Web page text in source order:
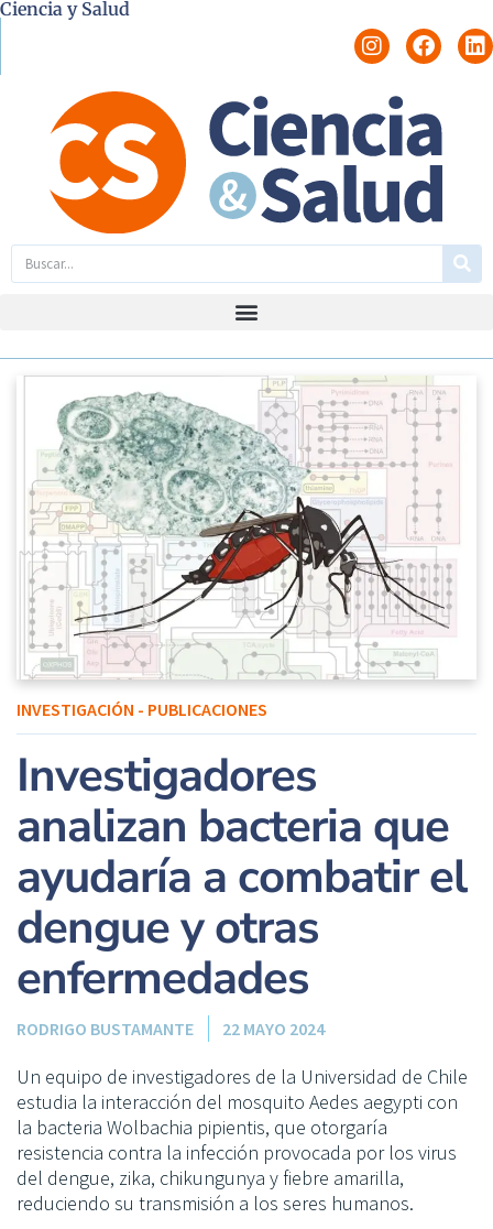
Ciencia y Salud
INVESTIGACIÓN - PUBLICACIONES
Investigadores
analizan bacteria que
ayudaría a combatir el
dengue y otras
enfermedades
RODRIGO BUSTAMANTE 22 MAYO 2024
Un equipo de investigadores de la Universidad de Chile
estudia la interacción del mosquito Aedes aegypti con
la bacteria Wolbachia pipientis, que otorgaría
resistencia contra la infección provocada por los virus
del dengue, zika, chikungunya y fiebre amarilla,
reduciendo su transmisión a los seres humanos.